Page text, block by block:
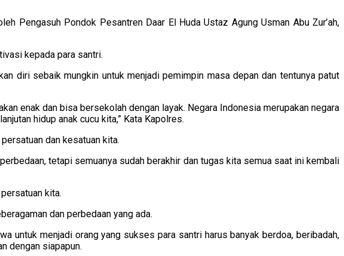
Pengasuh Pondok Pesantren Daar El Huda Ustaz Agung Usman Abu Zur’ah,
kepada para santri.
diri sebaik mungkin untuk menjadi pemimpin masa depan dan tentunya patut
enak dan bisa bersekolah dengan layak. Negara Indonesia merupakan negara
hidup anak cucu kita,” Kata Kapolres.
dan kesatuan kita.
tetapi semuanya sudah berakhir dan tugas kita semua saat ini kembali
kita.
dan perbedaan yang ada.
untuk menjadi orang yang sukses para santri harus banyak berdoa, beribadah,
dengan siapapun.